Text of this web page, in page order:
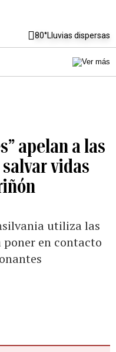
80°Lluvias dispersas
apelan a las
vidas
utiliza las
en contacto